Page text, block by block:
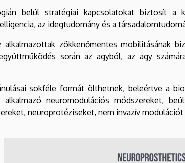
belül stratégiai kapcsolatokat biztosít
az idegtudomány és a
zökkenőmentes mobilitásának
során az agyból, az agy
sokféle formát ölthetnek, beleértve a
neuromodulációs módszereket,
neuroprotéziseket, nem invazív